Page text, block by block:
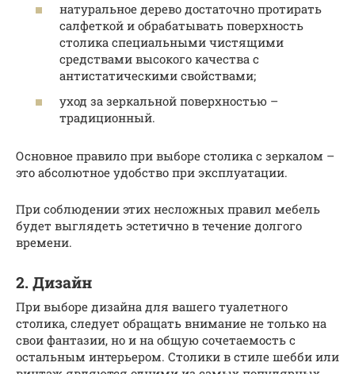
натуральное дерево достаточно протирать
салфеткой и обрабатывать поверхность
столика специальными чистящими
средствами высокого качества с
антистатическими свойствами;
уход за зеркальной поверхностью –
традиционный.
Основное правило при выборе столика с зеркалом –
это абсолютное удобство при эксплуатации.
При соблюдении этих несложных правил мебель
будет выглядеть эстетично в течение долгого
времени.
2. Дизайн
При выборе дизайна для вашего туалетного
столика, следует обращать внимание не только на
свои фантазии, но и на общую сочетаемость с
остальным интерьером. Столики в стиле шебби или